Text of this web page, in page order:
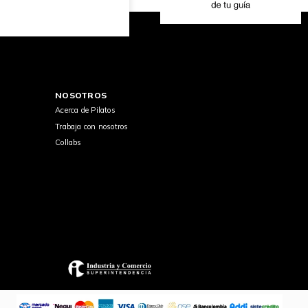
NOSOTROS
Acerca de Pilatos
Trabaja con nosotros
Collabs